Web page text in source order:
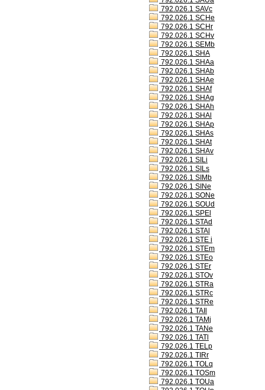
792.026.1 SAVc
792.026.1 SCHe
792.026.1 SCHr
792.026.1 SCHv
792.026.1 SEMb
792.026.1 SHA
792.026.1 SHAa
792.026.1 SHAb
792.026.1 SHAe
792.026.1 SHAf
792.026.1 SHAg
792.026.1 SHAh
792.026.1 SHAl
792.026.1 SHAp
792.026.1 SHAs
792.026.1 SHAt
792.026.1 SHAv
792.026.1 SILi
792.026.1 SILs
792.026.1 SIMb
792.026.1 SINe
792.026.1 SONe
792.026.1 SOUd
792.026.1 SPEl
792.026.1 STAd
792.026.1 STAl
792.026.1 STE i
792.026.1 STEm
792.026.1 STEo
792.026.1 STEr
792.026.1 STOv
792.026.1 STRa
792.026.1 STRc
792.026.1 STRe
792.026.1 TAIl
792.026.1 TAMj
792.026.1 TANe
792.026.1 TATl
792.026.1 TELp
792.026.1 TIRr
792.026.1 TOLq
792.026.1 TOSm
792.026.1 TOUa